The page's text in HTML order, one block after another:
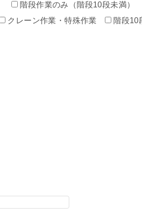
階段作業のみ（階段10段未満）
クレーン作業・特殊作業 階段10